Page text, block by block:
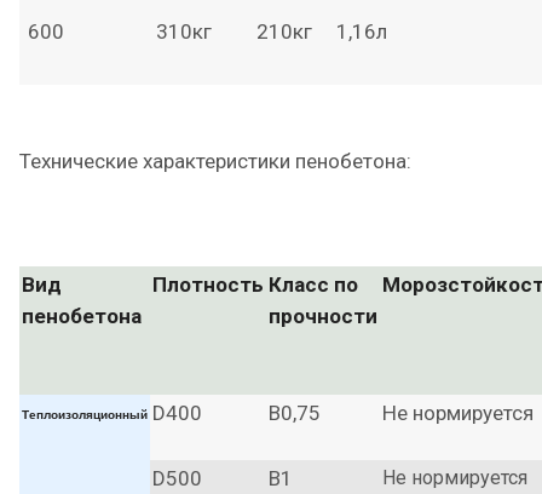
600 310кг 210кг 1,16л
Технические характеристики пенобетона:
Вид
пенобетона
Плотность Класс по
прочности
Теплоизоляционный D400 В0,75 Не нормируется
D500 В1 Не нормируется